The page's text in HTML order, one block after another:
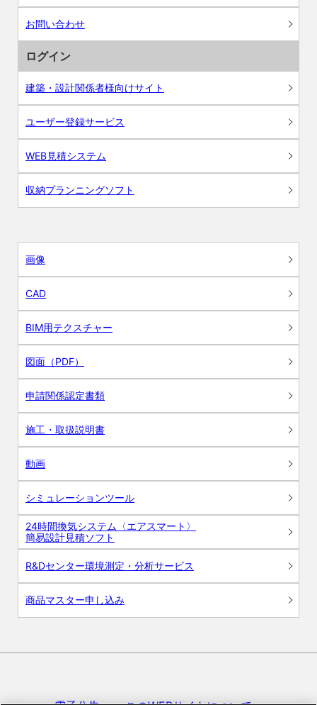
お問い合わせ
ログイン
建築・設計関係者様向けサイト
ユーザー登録サービス
WEB見積システム
収納プランニングソフト
画像
CAD
BIM用テクスチャー
図面（PDF）
申請関係認定書類
施工・取扱説明書
動画
シミュレーションツール
24時間換気システム〈エアスマート〉
簡易設計見積ソフト
R&Dセンター環境測定・分析サービス
商品マスター申し込み